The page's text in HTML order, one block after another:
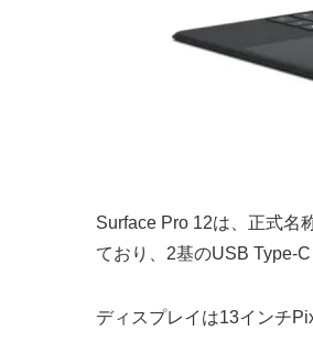
Surface Pro 12は、正式名
ており、2基のUSB Type-
ディスプレイは13インチ